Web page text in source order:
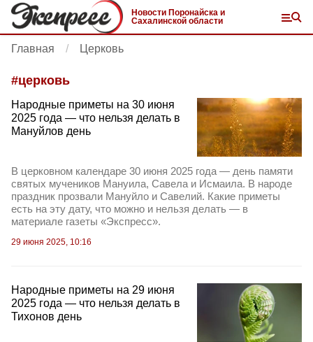
Новости Поронайска и
Сахалинской области
Главная Церковь
#церковь
Народные приметы на 30 июня
2025 года — что нельзя делать в
Мануйлов день
В церковном календаре 30 июня 2025 года — день памяти
святых мучеников Мануила, Савела и Исмаила. В народе
праздник прозвали Мануйло и Савелий. Какие приметы
есть на эту дату, что можно и нельзя делать — в
материале газеты «Экспресс».
29 июня 2025, 10:16
Народные приметы на 29 июня
2025 года — что нельзя делать в
Тихонов день